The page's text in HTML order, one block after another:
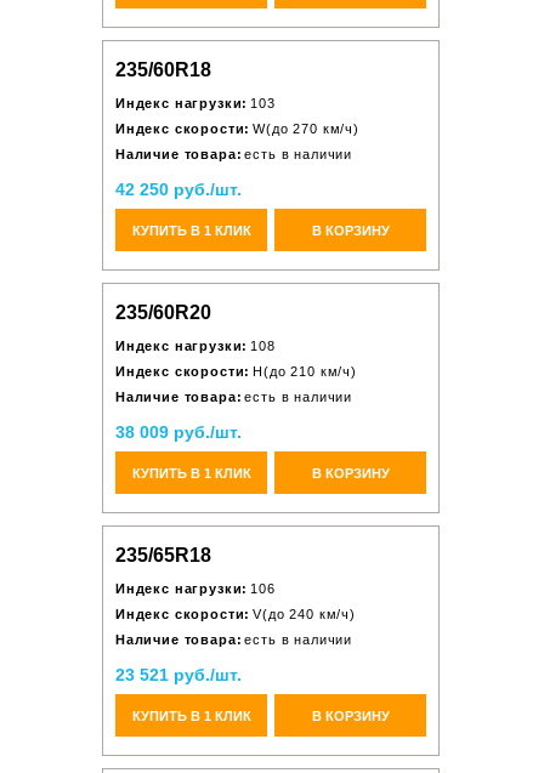
235/60R18
Индекс нагрузки: 103
Индекс скорости: W(до 270 км/ч)
Наличие товара: есть в наличии
42 250 руб./шт.
КУПИТЬ В 1 КЛИК В КОРЗИНУ
235/60R20
Индекс нагрузки: 108
Индекс скорости: H(до 210 км/ч)
Наличие товара: есть в наличии
38 009 руб./шт.
КУПИТЬ В 1 КЛИК В КОРЗИНУ
235/65R18
Индекс нагрузки: 106
Индекс скорости: V(до 240 км/ч)
Наличие товара: есть в наличии
23 521 руб./шт.
КУПИТЬ В 1 КЛИК В КОРЗИНУ